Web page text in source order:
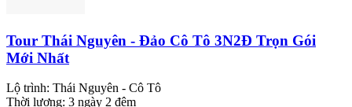
Tour Thái Nguyên - Đảo Cô Tô 3N2Đ Trọn Gói
Mới Nhất
Lộ trình: Thái Nguyên - Cô Tô
Thời lượng: 3 ngày 2 đêm